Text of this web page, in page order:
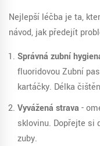
Nejlepší léčba je ta,
návod, jak předejít
Správná zubní
fluoridovouZubní
kartáčky. Délka
Vyvážená strava-
sklovinu. Dopřejte si
zuby.